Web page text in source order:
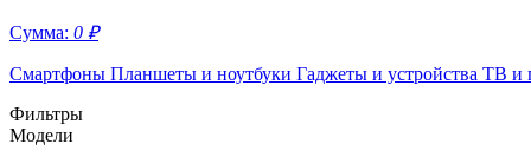
Сумма: 0 ₽
Смартфоны Планшеты и ноутбуки Гаджеты и устройства ТВ и
Фильтры
Модели